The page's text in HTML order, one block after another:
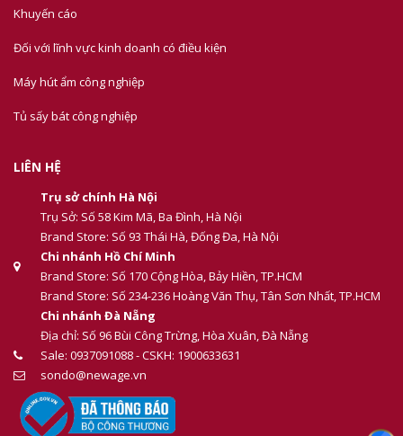
Khuyến cáo
Đối với lĩnh vực kinh doanh có điều kiện
Máy hút ẩm công nghiệp
Tủ sấy bát công nghiệp
LIÊN HỆ
Trụ sở chính Hà Nội
Trụ Sở: Số 58 Kim Mã, Ba Đình, Hà Nội
Brand Store: Số 93 Thái Hà, Đống Đa, Hà Nội
Chi nhánh Hồ Chí Minh
Brand Store: Số 170 Cộng Hòa, Bảy Hiền, TP.HCM
Brand Store: Số 234-236 Hoàng Văn Thụ, Tân Sơn Nhất, TP.HCM
Chi nhánh Đà Nẵng
Địa chỉ: Số 96 Bùi Công Trừng, Hòa Xuân, Đà Nẵng
Sale: 0937091088 - CSKH: 1900633631
sondo@newage.vn